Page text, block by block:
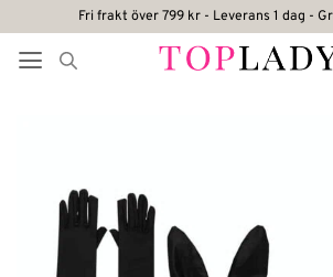
content
Fri frakt över 799 kr - Leverans 1 dag -